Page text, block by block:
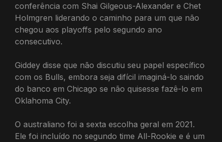
conferência com Shai Gilgeous-Alexander e Chet
Holmgren liderando o caminho para um que não
chegou aos playoffs pelo segundo ano
consecutivo.
Giddey disse que não discutiu seu papel específico
com os Bulls, embora seja difícil imaginá-lo saindo
do banco em Chicago se não quisesse fazê-lo em
Oklahoma City.
O australiano foi a sexta escolha geral em 2021.
Ele foi incluído no segundo time All-Rookie e é um